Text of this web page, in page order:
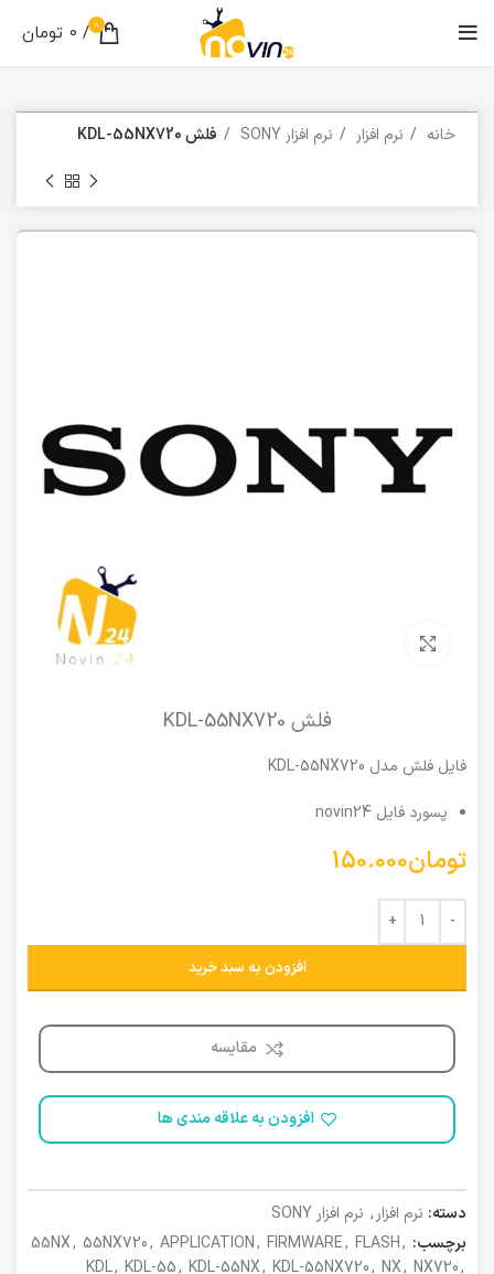
0
/ تومان 0
خانه نرم افزار نرم افزار SONY فلش KDL-55NX720
فلش KDL-55NX720
فایل فلش مدل KDL-55NX720
پسورد فایل novin24
تومان150.000
افزودن به سبد خرید
مقایسه
افزودن به علاقه مندی ها
دسته: نرم افزار , نرم افزار SONY
برچسب:
55NX, 55NX720, APPLICATION, FIRMWARE, FLASH,
KDL, KDL-55, KDL-55NX, KDL-55NX720, NX, NX720,